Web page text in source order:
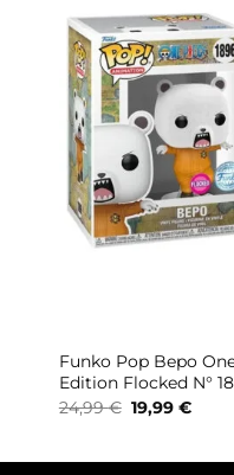
Funko Pop Bepo
Edition Flocked N°
24,99€ Il
prezzo
19,99€Il